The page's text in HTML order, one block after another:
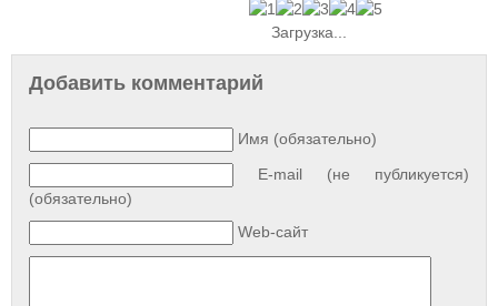
Загрузка...
Добавить комментарий
Имя (обязательно)
E-mail (не публикуется)
(обязательно)
Web-сайт